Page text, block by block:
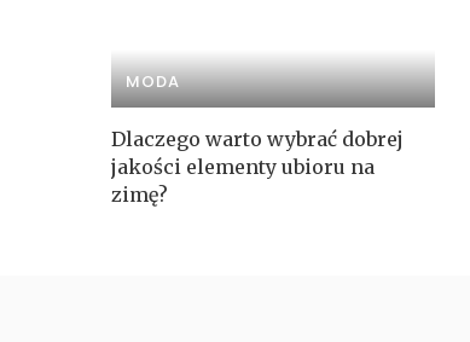
MODA
Dlaczego warto wybrać dobrej
jakości elementy ubioru na
zimę?